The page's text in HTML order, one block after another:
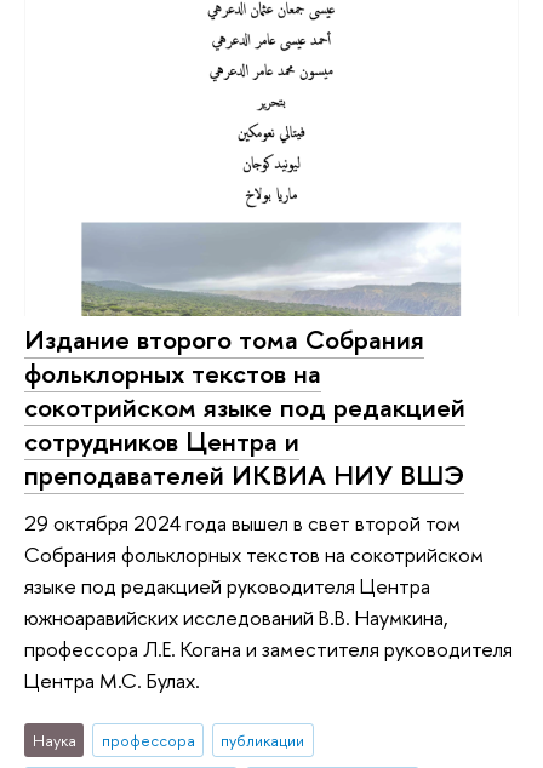
Издание второго тома Собрания
фольклорных текстов на
сокотрийском языке под редакцией
сотрудников Центра и
преподавателей ИКВИА НИУ ВШЭ
29 октября 2024 года вышел в свет второй том
Собрания фольклорных текстов на сокотрийском
языке под редакцией руководителя Центра
южноаравийских исследований В.В. Наумкина,
профессора Л.Е. Когана и заместителя руководителя
Центра М.С. Булах.
Наука профессора
публикации